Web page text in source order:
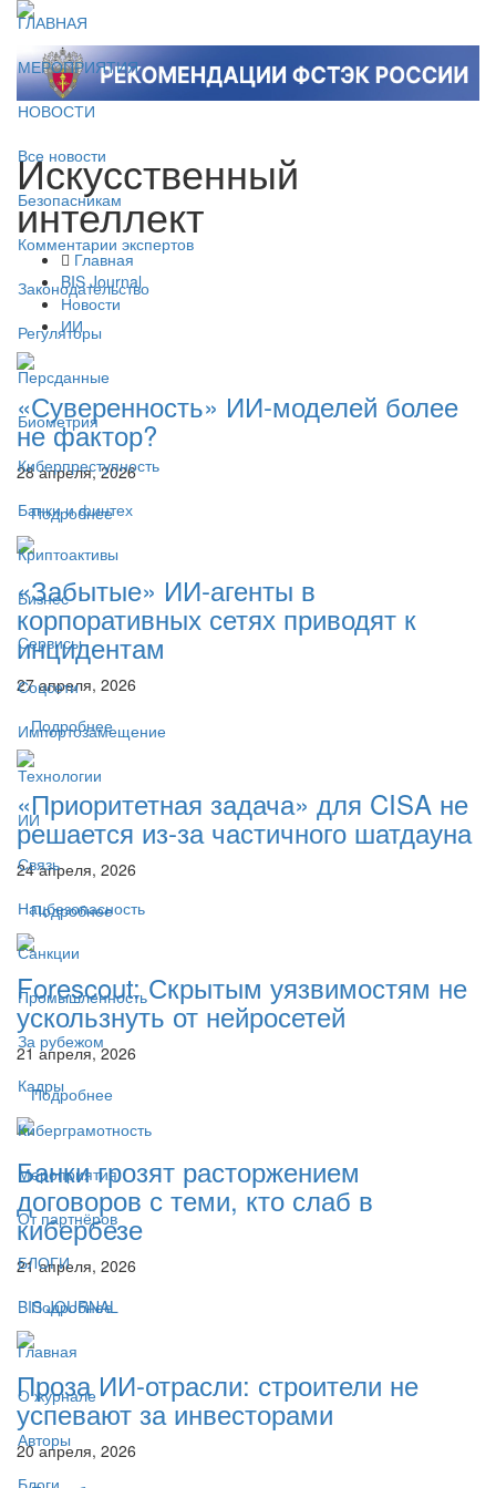
ГЛАВНАЯ
МЕРОПРИЯТИЯ
НОВОСТИ
Все новости
Безопасникам
Комментарии экспертов
Законодательство
Регуляторы
Персданные
Биометрия
Киберпреступность
Банки и финтех
Криптоактивы
Бизнес
Сервисы
Соцсети
Импортозамещение
Технологии
ИИ
Связь
Нацбезопасность
Санкции
Промышленность
За рубежом
Кадры
Киберграмотность
Мероприятия
От партнёров
БЛОГИ
BIS JOURNAL
Главная
О журнале
Авторы
Блоги
Искусственный
интеллект
Главная
BIS Journal
Новости
ИИ
«Суверенность» ИИ-моделей более
не фактор?
28 апреля, 2026
Подробнее
«Забытые» ИИ-агенты в
корпоративных сетях приводят к
инцидентам
27 апреля, 2026
Подробнее
«Приоритетная задача» для CISA не
решается из-за частичного шатдауна
24 апреля, 2026
Подробнее
Forescout: Скрытым уязвимостям не
ускользнуть от нейросетей
21 апреля, 2026
Подробнее
Банки грозят расторжением
договоров с теми, кто слаб в
кибербезе
21 апреля, 2026
Подробнее
Проза ИИ-отрасли: строители не
успевают за инвесторами
20 апреля, 2026